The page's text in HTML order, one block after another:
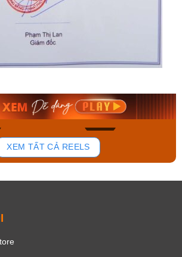
143
RA-
Casio Nam MTS-
Mua ngay
XEM TẤT CẢ REELS